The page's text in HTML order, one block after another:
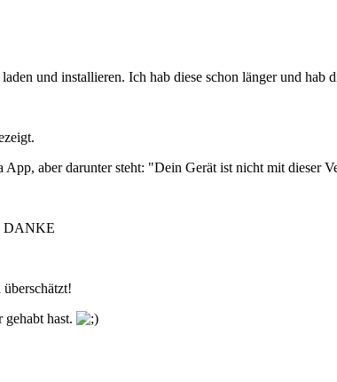
und installieren. Ich hab diese schon länger und hab
aber darunter steht: "Dein Gerät ist nicht mit dieser
DANKE
hast.